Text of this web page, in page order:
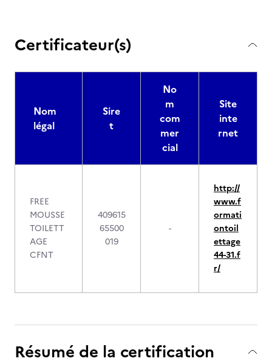
Certificateur(s)
Nom
légal
Sire
t
No
m
com
mer
cial
Site
inte
rnet
FREE
MOUSSE
TOILETT
AGE
CFNT
409615
65500
019
-
http://
www.f
ormati
ontoil
ettage
44-31.f
r/
Résumé de la certification